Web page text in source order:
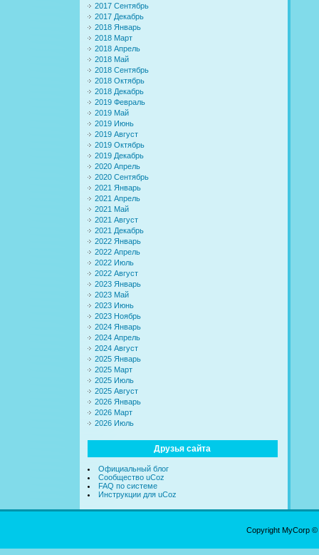
2017 Сентябрь
2017 Декабрь
2018 Январь
2018 Март
2018 Апрель
2018 Май
2018 Сентябрь
2018 Октябрь
2018 Декабрь
2019 Февраль
2019 Май
2019 Июнь
2019 Август
2019 Октябрь
2019 Декабрь
2020 Апрель
2020 Сентябрь
2021 Январь
2021 Апрель
2021 Май
2021 Август
2021 Декабрь
2022 Январь
2022 Апрель
2022 Июль
2022 Август
2023 Январь
2023 Май
2023 Июнь
2023 Ноябрь
2024 Январь
2024 Апрель
2024 Август
2025 Январь
2025 Март
2025 Июль
2025 Август
2026 Январь
2026 Март
2026 Июль
Друзья сайта
Официальный блог
Сообщество uCoz
FAQ по системе
Инструкции для uCoz
Copyright MyCorp ©